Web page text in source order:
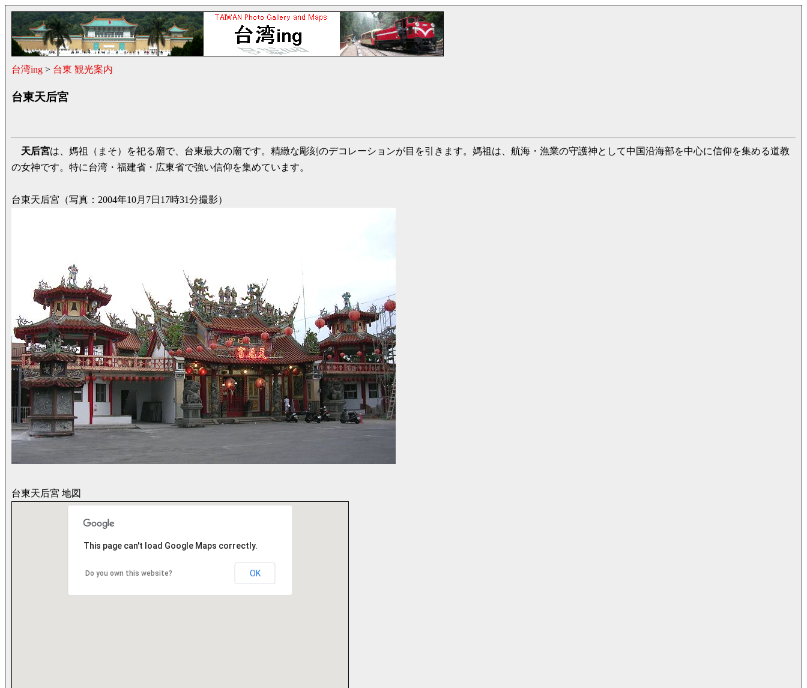
台湾ing > 台東 観光案内
台東天后宮
天后宮は、媽祖（まそ）を祀る廟で、台東最大の廟です。精緻な彫刻のデコレーションが目を引きます。媽祖は、航海・漁業の守護神として中国沿海部を中心に信仰を集める道教
の女神です。特に台湾・福建省・広東省で強い信仰を集めています。
台東天后宮（写真：2004年10月7日17時31分撮影）
台東天后宮 地図
This page can't load Google Maps correctly.
Do you own this website? OK